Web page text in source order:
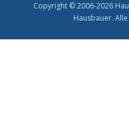
Copyright © 2006-2026
Hausbauer.